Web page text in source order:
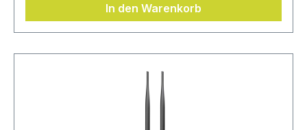
In den Warenkorb